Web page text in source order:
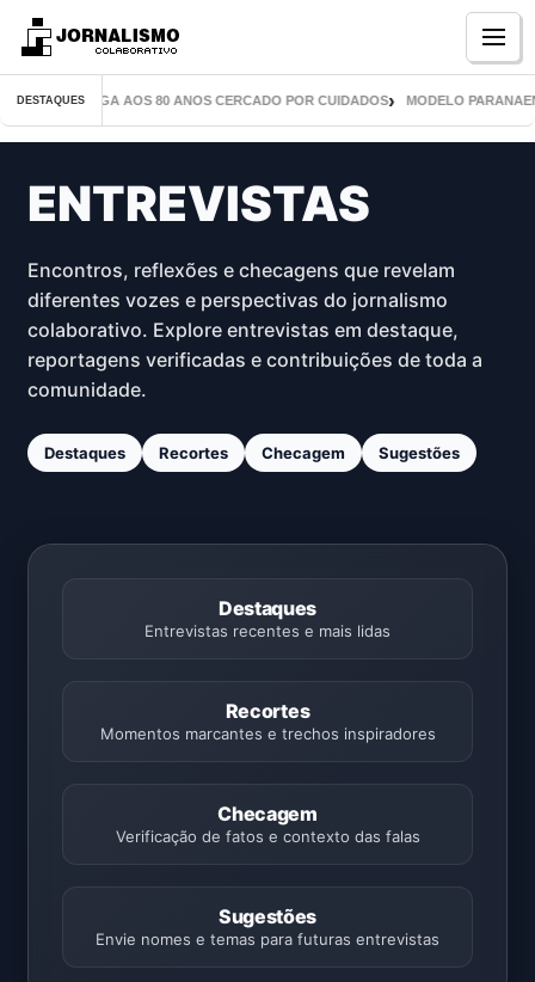
DESTAQUES
CHEGA AOS 80 ANOS CERCADO POR CUIDADOS MODELO
ENTREVISTAS
Encontros, reflexões e checagens que revelam
diferentes vozes e perspectivas do jornalismo
colaborativo. Explore entrevistas em destaque,
reportagens verificadas e contribuições de toda a
comunidade.
Destaques Recortes Checagem Sugestões
Destaques
Entrevistas recentes e mais lidas
Recortes
Momentos marcantes e trechos inspiradores
Checagem
Verificação de fatos e contexto das falas
Sugestões
Envie nomes e temas para futuras entrevistas